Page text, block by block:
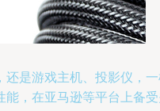
是游戏主机、投影仪，
，在亚马逊等平台上备受